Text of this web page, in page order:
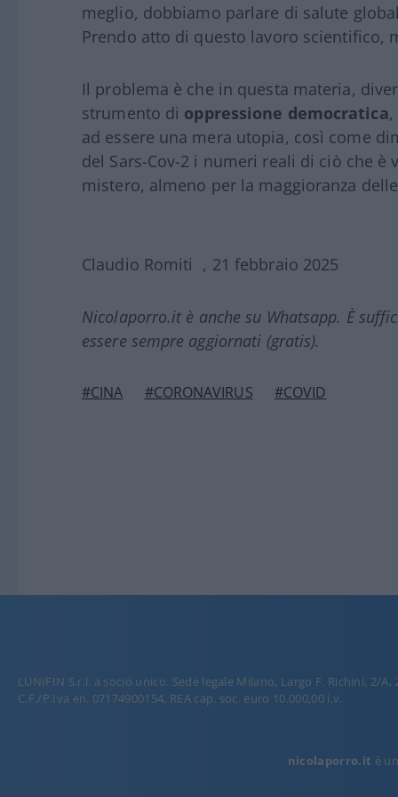
meglio, dobbiamo parlare di salute
Prendo atto di questo lavoro scientifico,
Il problema è che in questa materia,
strumento di oppressione democratica
ad essere una mera utopia, così come
del Sars-Cov-2 i numeri reali di ciò che
mistero, almeno per la maggioranza
Claudio Romiti , 21 febbraio 2025
Nicolaporro.it è anche su Whatsapp. È
essere sempre aggiornati (gratis).
#CINA #CORONAVIRUS #COVID
LUNIFIN S.r.l. a socio unico. Sede legale Milano, Largo F. Richini, 2/A,
C.F./P.Iva en. 07174900154, REA cap. soc. euro 10.000,00 i.v.
nicolaporro.it è